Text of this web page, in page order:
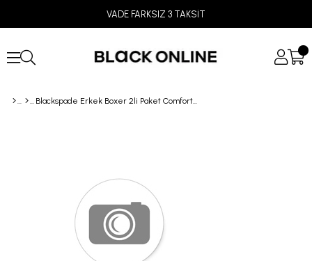
VADE FARKSIZ 3 TAKSİT
Blackspade Erkek Boxer 2li Paket Comfort 9619